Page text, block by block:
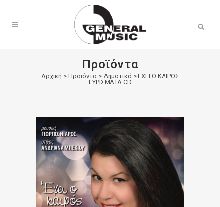
Προϊόντα
Αρχική > Προϊόντα> Δημοτικά> ΕΧΕΙ Ο ΚΑΙΡΟΣ
ΓΥΡΙΣΜΑΤΑ CD